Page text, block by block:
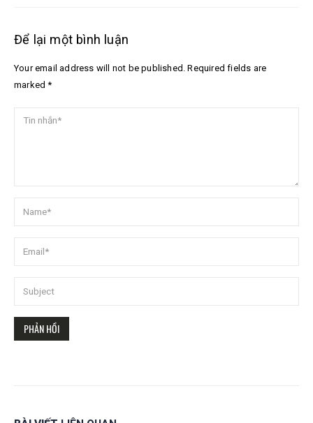
Để lại một bình luận
Your email address will not be published. Required fields are
marked *